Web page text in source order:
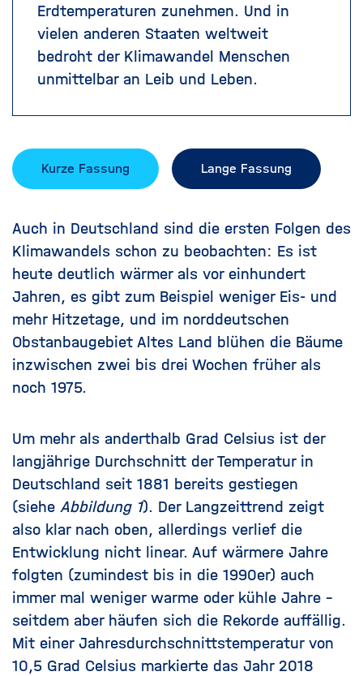
Erdtemperaturen zunehmen. Und in
vielen anderen Staaten weltweit
bedroht der Klimawandel Menschen
unmittelbar an Leib und Leben.
Kurze Fassung Lange Fassung
Auch in Deutschland sind die ersten Folgen des
Klimawandels schon zu beobachten: Es ist
heute deutlich wärmer als vor einhundert
Jahren, es gibt zum Beispiel weniger Eis- und
mehr Hitzetage, und im norddeutschen
Obstanbaugebiet Altes Land blühen die Bäume
inzwischen zwei bis drei Wochen früher als
noch 1975.
Um mehr als anderthalb Grad Celsius ist der
langjährige Durchschnitt der Temperatur in
Deutschland seit 1881 bereits gestiegen
(siehe Abbildung 1). Der Langzeittrend zeigt
also klar nach oben, allerdings verlief die
Entwicklung nicht linear. Auf wärmere Jahre
folgten (zumindest bis in die 1990er) auch
immer mal weniger warme oder kühle Jahre –
seitdem aber häufen sich die Rekorde auffällig.
Mit einer Jahresdurchschnittstemperatur von
10,5 Grad Celsius markierte das Jahr 2018